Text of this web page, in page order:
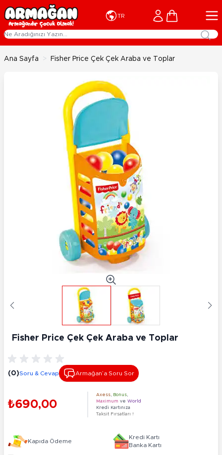
İçeriğe geç
TR Cart
Ana Sayfa > Fisher Price Çek Çek Araba ve Toplar
Fisher Price Çek Çek Araba ve Toplar
(0)Soru & Cevap Armağan’a Soru Sor
₺690,00
Axess Bonus
Maximum ve World
Kredi Kartınıza
Taksit Fırsatları !
Kapıda Ödeme
Kredi Kartı
Banka Kartı